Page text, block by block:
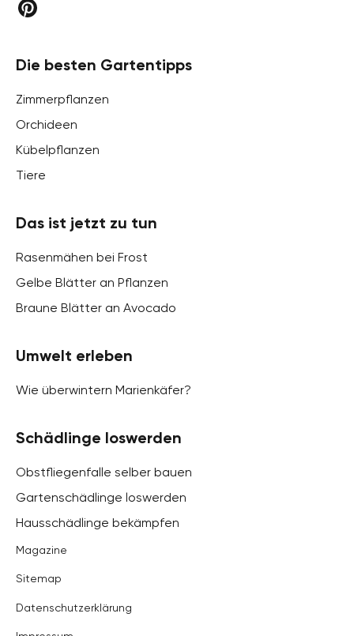
Die besten Gartentipps
Zimmerpflanzen
Orchideen
Kübelpflanzen
Tiere
Das ist jetzt zu tun
Rasenmähen bei Frost
Gelbe Blätter an Pflanzen
Braune Blätter an Avocado
Umwelt erleben
Wie überwintern Marienkäfer?
Schädlinge loswerden
Obstfliegenfalle selber bauen
Gartenschädlinge loswerden
Hausschädlinge bekämpfen
Magazine
Sitemap
Datenschutzerklärung